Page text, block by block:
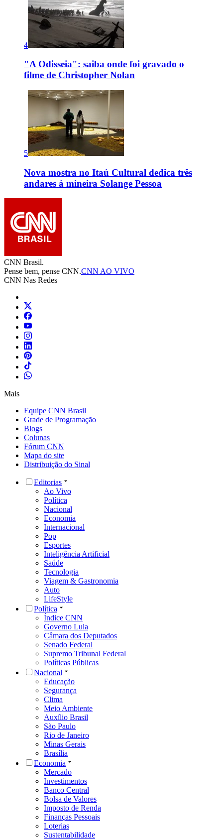
4
"A Odisseia": saiba onde foi gravado o
filme de Christopher Nolan
5
Nova mostra no Itaú Cultural dedica três
andares à mineira Solange Pessoa
CNN Brasil.
Pense bem, pense CNN.CNN AO VIVO
CNN Nas Redes
Mais
Equipe CNN Brasil
Grade de Programação
Blogs
Colunas
Fórum CNN
Mapa do site
Distribuição do Sinal
Editorias
Ao Vivo
Política
Nacional
Economia
Internacional
Pop
Esportes
Inteligência Artificial
Saúde
Tecnologia
Viagem & Gastronomia
Auto
LifeStyle
Política
Índice CNN
Governo Lula
Câmara dos Deputados
Senado Federal
Supremo Tribunal Federal
Políticas Públicas
Nacional
Educação
Segurança
Clima
Meio Ambiente
Auxílio Brasil
São Paulo
Rio de Janeiro
Minas Gerais
Brasília
Economia
Mercado
Investimentos
Banco Central
Bolsa de Valores
Imposto de Renda
Finanças Pessoais
Loterias
Sustentabilidade